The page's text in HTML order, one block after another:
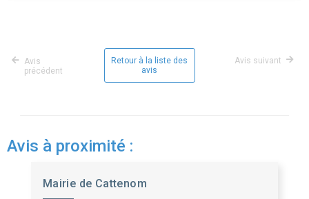
Avis
précédent
Retour à la liste des
avis
Avis suivant
Avis à proximité :
Mairie de Cattenom